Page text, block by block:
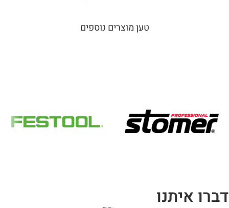
טען מוצרים נוספים
דברו איתנו